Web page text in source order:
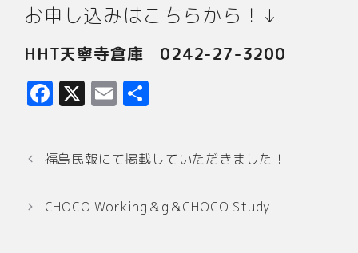
お申し込みはこちらから！↓
HHT天寧寺倉庫 0242-27-3200
F
c
e
b
o
X E
ai
l
福島民報にて掲載していただきました！
CHOCO Working＆g＆CHOCO Study